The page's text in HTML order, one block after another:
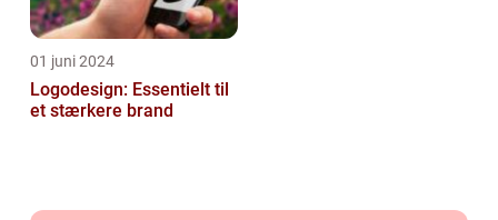
01 juni 2024
Logodesign: Essentielt til
et stærkere brand